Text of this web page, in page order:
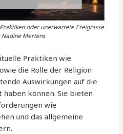
oder unerwartete Ereignisse
Mertens
Praktiken wie
die Rolle der Religion
Auswirkungen auf die
haben können. Sie bieten
wie
und das allgemeine